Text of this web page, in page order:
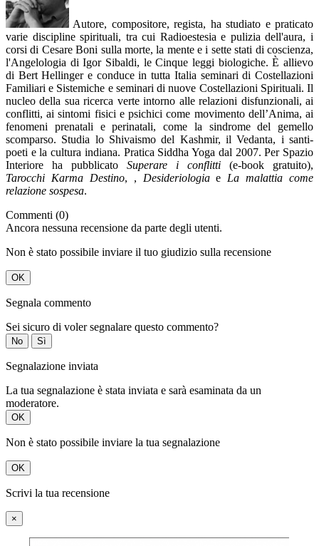
Autore, compositore, regista, ha studiato e praticato
varie discipline spirituali, tra cui Radioestesia e pulizia dell'aura, i
corsi di Cesare Boni sulla morte, la mente e i sette stati di coscienza,
l'Angelologia di Igor Sibaldi, le Cinque leggi biologiche. È allievo
di Bert Hellinger e conduce in tutta Italia seminari di Costellazioni
Familiari e Sistemiche e seminari di nuove Costellazioni Spirituali. Il
nucleo della sua ricerca verte intorno alle relazioni disfunzionali, ai
conflitti, ai sintomi fisici e psichici come movimento dell’Anima, ai
fenomeni prenatali e perinatali, come la sindrome del gemello
scomparso. Studia lo Shivaismo del Kashmir, il Vedanta, i santi-
poeti e la cultura indiana. Pratica Siddha Yoga dal 2007. Per Spazio
Interiore ha pubblicato Superare i conflitti (e-book gratuito),
Tarocchi Karma Destino, , Desideriologiae La malattia come
relazione sospesa.
Commenti (0)
Ancora nessuna recensione da parte degli utenti.
Non è stato possibile inviare il tuo giudizio sulla recensione
OK
Segnala commento
Sei sicuro di voler segnalare questo commento?
No Sì
Segnalazione inviata
La tua segnalazione è stata inviata e sarà esaminata da un
moderatore.
OK
Non è stato possibile inviare la tua segnalazione
OK
Scrivi la tua recensione
×